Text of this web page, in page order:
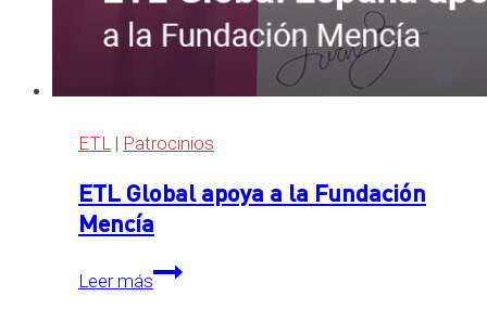
ETL | Patrocinios
ETL Global apoya a la Fundación
Mencía
Leer más
ETL
Global